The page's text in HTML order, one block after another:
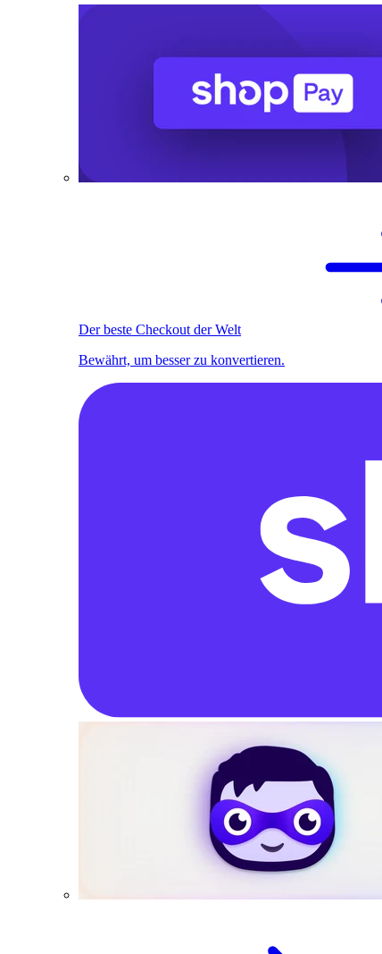
Der beste Checkout der Welt
Bewährt, um besser zu konvertieren.